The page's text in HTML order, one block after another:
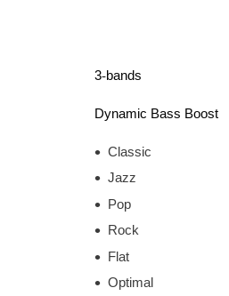
3-bands
Dynamic Bass Boost
Classic
Jazz
Pop
Rock
Flat
Optimal